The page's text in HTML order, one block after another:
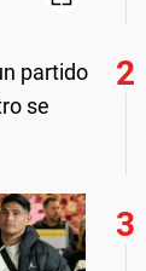
partido
se